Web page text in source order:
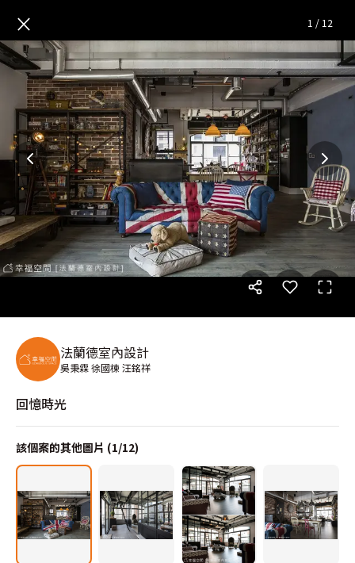
回憶時光 — 完整照片空間靈感
× 1 / 12
法蘭德室內設計
吳秉霖 徐國棟 汪銘祥
回憶時光
該個案的其他圖片 (1/12)